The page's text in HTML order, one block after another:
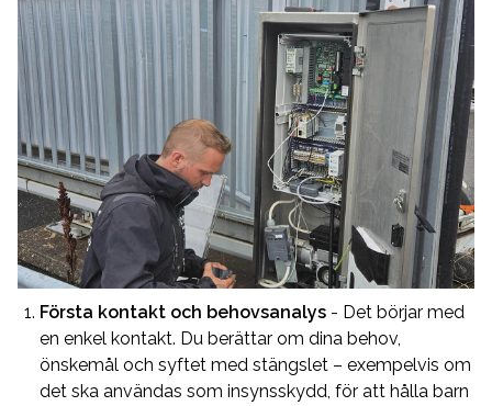
Första kontakt och behovsanalys - Det börjar med
en enkel kontakt. Du berättar om dina behov,
önskemål och syftet med stängslet – exempelvis om
det ska användas som insynsskydd, för att hålla barn